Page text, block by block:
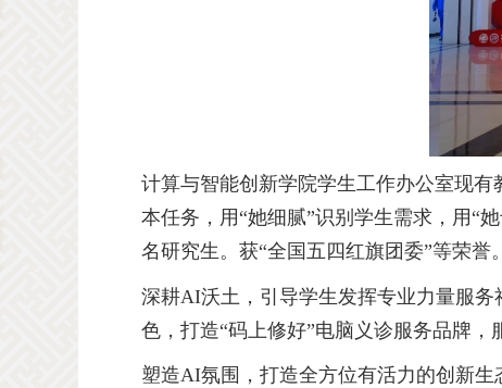
计算与智能创新学院学生工作办公室现有
本任务，用“她细腻”识别学生需求，用“
名研究生。获“全国五四红旗团委”等荣誉。
深耕AI沃土，引导学生发挥专业力量服
色，打造“码上修好”电脑义诊服务品牌，
塑造AI氛围，打造全方位有活力的创新